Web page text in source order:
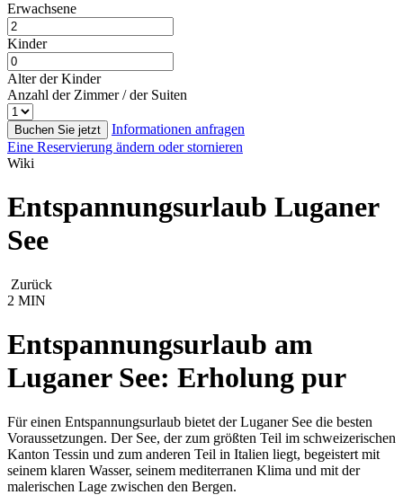
Erwachsene
Kinder
Alter der Kinder
Anzahl der Zimmer / der Suiten
Buchen Sie jetzt
Informationen anfragen
Eine Reservierung ändern oder stornieren
Wiki
Entspannungsurlaub Luganer
See
Zurück
2 MIN
Entspannungsurlaub am
Luganer See: Erholung pur
Für einen Entspannungsurlaub bietet der Luganer See die besten
Voraussetzungen. Der See, der zum größten Teil im schweizerischen
Kanton Tessin und zum anderen Teil in Italien liegt, begeistert mit
seinem klaren Wasser, seinem mediterranen Klima und mit der
malerischen Lage zwischen den Bergen.